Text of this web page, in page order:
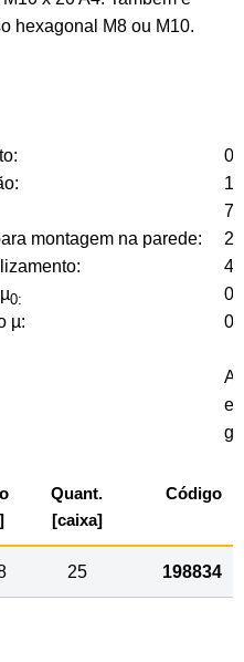
hexagonal M8 ou M10.
montagem na parede:
0:
µ:
Quant.
[caixa]
Código
25 198834